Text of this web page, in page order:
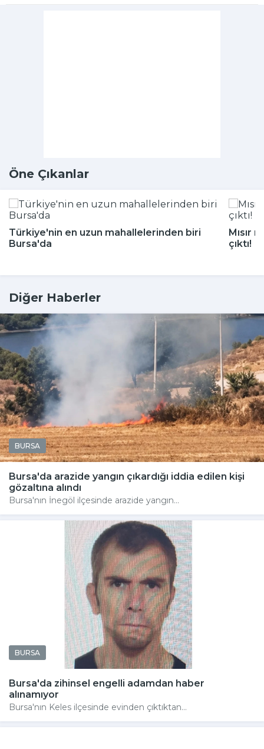
Öne Çıkanlar
Türkiye'nin en uzun mahallelerinden biri
Bursa'da
Mısır
çıktı!
Diğer Haberler
BURSA
Bursa'da arazide yangın çıkardığı iddia edilen kişi
gözaltına alındı
Bursa'nın İnegöl ilçesinde arazide yangın...
BURSA
Bursa'da zihinsel engelli adamdan haber
alınamıyor
Bursa'nın Keles ilçesinde evinden çıktıktan...